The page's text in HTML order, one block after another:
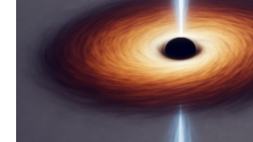
Wissenschaftsjournal Science
die Herleitung. (DOI: 10.1126/
Verbrennungsmotoren oder
Wärmekraftmaschinen: Sie wandeln
Energie in mechanische Bewegung um
ausgedrückt, Wärme in Bewegung. In
quantenmechanischen Experimenten ist